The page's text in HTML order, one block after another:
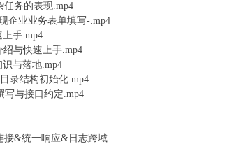
务的表现.mp4
企业业务表单填写-.mp4
手.mp4
与快速上手.mp4
与落地.mp4
录结构初始化.mp4
写与接口约定.mp4
接&统一响应&日志跨域